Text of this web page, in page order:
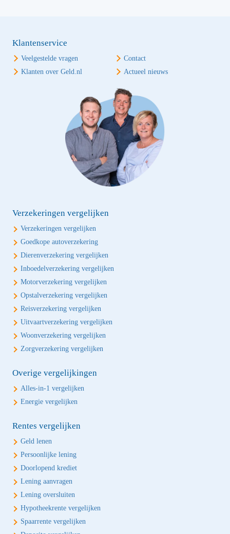
Klantenservice
Veelgestelde vragen
Contact
Klanten over Geld.nl
Actueel nieuws
Verzekeringen vergelijken
Verzekeringen vergelijken
Goedkope autoverzekering
Dierenverzekering vergelijken
Inboedelverzekering vergelijken
Motorverzekering vergelijken
Opstalverzekering vergelijken
Reisverzekering vergelijken
Uitvaartverzekering vergelijken
Woonverzekering vergelijken
Zorgverzekering vergelijken
Overige vergelijkingen
Alles-in-1 vergelijken
Energie vergelijken
Rentes vergelijken
Geld lenen
Persoonlijke lening
Doorlopend krediet
Lening aanvragen
Lening oversluiten
Hypotheekrente vergelijken
Spaarrente vergelijken